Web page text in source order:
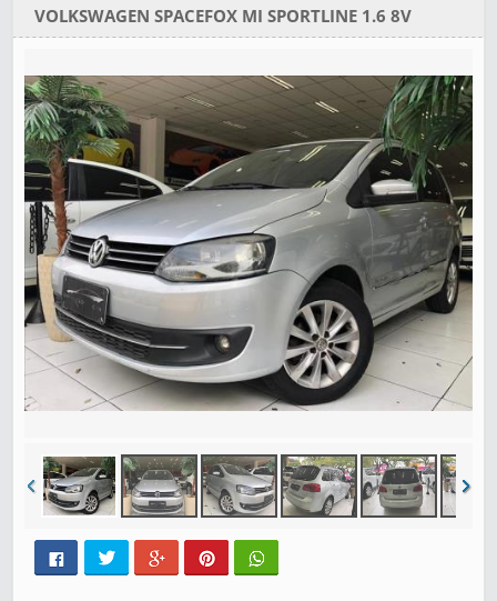
VOLKSWAGEN SPACEFOX MI SPORTLINE 1.6 8V